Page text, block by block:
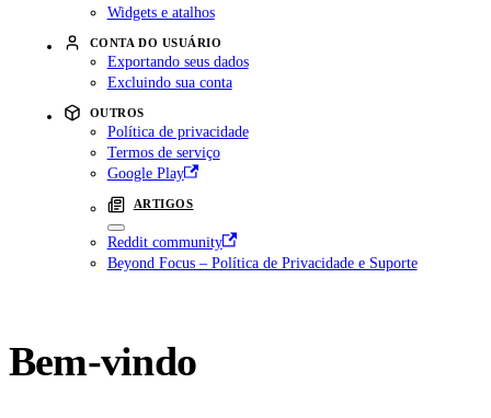
Widgets e atalhos
CONTA DO USUÁRIO
Exportando seus dados
Excluindo sua conta
OUTROS
Política de privacidade
Termos de serviço
Google Play
ARTIGOS
Reddit community
Beyond Focus – Política de Privacidade e Suporte
Bem-vindo